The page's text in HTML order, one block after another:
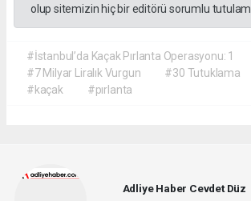
olup sitemizin hiç bir editörü sorumlu
#İstanbul’da Kaçak Pırlanta Operasyonu: 1
#7 Milyar Liralık Vurgun
#30 Tutuklama
#kaçak
#pırlanta
Adliye Haber Cevdet Düz